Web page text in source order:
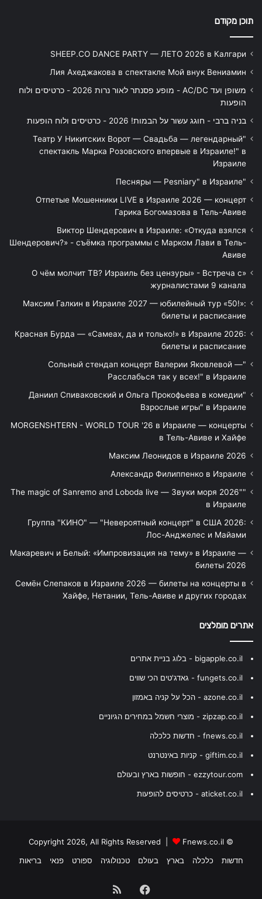
תוכן מקודם
SHEEP.CO DANCE PARTY — ЛЕТО 2026 в Калгари
Лия Ахеджакова в спектакле Мой внук Вениамин
משופן ועד AC/DC - מופע פסנתר לאור נרות 2026 - כרטיסים ולוח
הופעות
בניה ברבי - חוגג עשור על הבמות! 2026 - כרטיסים ולוח הופעות
"Театр У Никитских Ворот — Свадьба — легендарный
спектакль Марка Розовского впервые в Израиле!" в
Израиле
"Песняры — Pesniary" в Израиле
Отпетые Мошенники LIVE в Израиле 2026 — концерт
Гарика Богомазова в Тель-Авиве
Виктор Шендерович в Израиле: «Откуда взялся
Шендерович?» - съёмка программы с Марком Лави в Тель-
Авиве
«О чём молчит ТВ? Израиль без цензуры» - Встреча с
журналистами 9 канала
Максим Галкин в Израиле 2027 — юбилейный тур «50!»:
билеты и расписание
Красная Бурда — «Самеах, да и только!» в Израиле 2026:
билеты и расписание
"Сольный стендап концерт Валерии Яковлевой —
Расслабься так у всех!" в Израиле
"Даниил Спиваковский и Ольга Прокофьева в комедии
Взрослые игры" в Израиле
MORGENSHTERN - WORLD TOUR '26 в Израиле — концерты
в Тель-Авиве и Хайфе
Максим Леонидов в Израиле 2026
Александр Филиппенко в Израиле
"The magic of Sanremo and Loboda live — Звуки моря 2026"
в Израиле
Группа "КИНО" — "Невероятный концерт" в США 2026:
Лос-Анджелес и Майами
Макаревич и Белый: «Импровизация на тему» в Израиле —
билеты 2026
Семён Слепаков в Израиле 2026 — билеты на концерты в
Хайфе, Нетании, Тель-Авиве и других городах
אתרים מומלצים
bigapple.co.il - בלוג בניית אתרים
fungets.co.il - גאדג'טים הכי שווים
azone.co.il - הכל על קניה באמזון
zipzap.co.il - מוצרי חשמל במחירים הגיוניים
fnews.co.il - חדשות כלכלה
giftim.co.il - קניות באינטרנט
ezzytour.com - חופשות בארץ ובעולם
aticket.co.il - כרטיסים להופעות
© Copyright 2026, All Rights Reserved |
Fnews.co.il
חדשות
כלכלה בארץ בעולם טכנולוגיה ספורט פנאי בריאות
Facebook